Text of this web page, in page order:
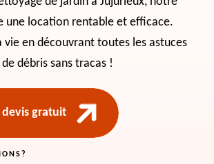
une location rentable et efficace.
vie en découvrant toutes les astuces
débris sans tracas !
devis gratuit